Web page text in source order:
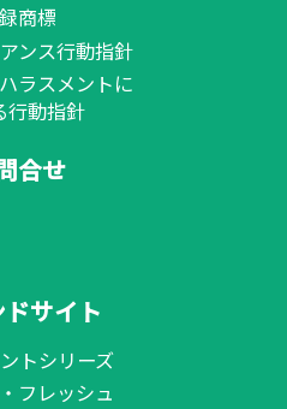
商標
ンス行動指針
ラスメントに
行動指針
合せ
サイト
トシリーズ
フレッシュ